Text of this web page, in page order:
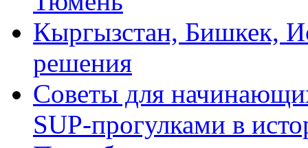
Кыргызстан, Бишкек,
решения
Советы для
SUP-прогулками в